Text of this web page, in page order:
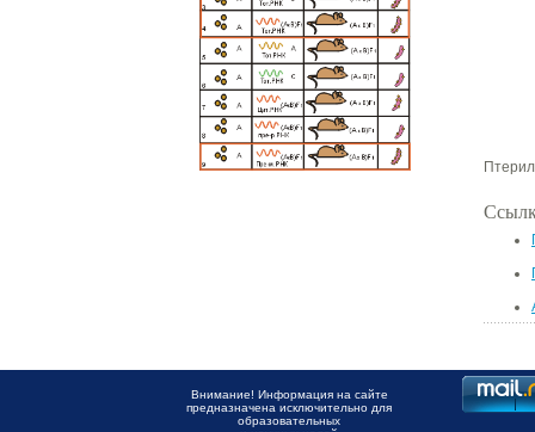
Внимание! Информация на сайте
предназначена исключительно для
образовательных